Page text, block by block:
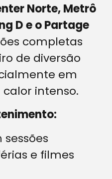
Norte, Metrô
D e o Partage
completas
de diversão
em
intenso.
sessões
e filmes